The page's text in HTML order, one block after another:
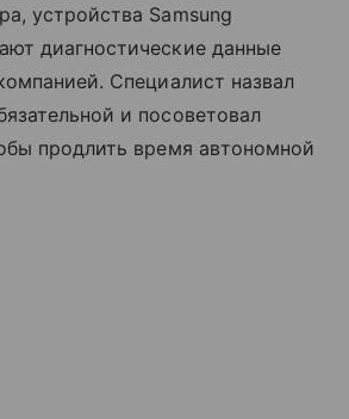
устройства Samsung
диагностические данные
Специалист назвал
и посоветовал
продлить время автономной